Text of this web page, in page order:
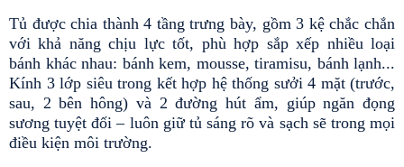
Tủ được chia thành 4 tầng trưng bày, gồm 3 kệ chắc chắn
với khả năng chịu lực tốt, phù hợp sắp xếp nhiều loại
bánh khác nhau: bánh kem, mousse, tiramisu, bánh lạnh...
Kính 3 lớp siêu trong kết hợp hệ thống sưởi 4 mặt (trước,
sau, 2 bên hông) và 2 đường hút ẩm, giúp ngăn đọng
sương tuyệt đối – luôn giữ tủ sáng rõ và sạch sẽ trong mọi
điều kiện môi trường.